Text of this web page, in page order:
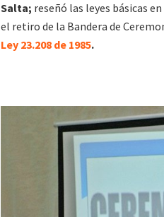
Salta; reseñó las leyes básicas
el retiro de la Bandera de
Ley 23.208 de 1985.